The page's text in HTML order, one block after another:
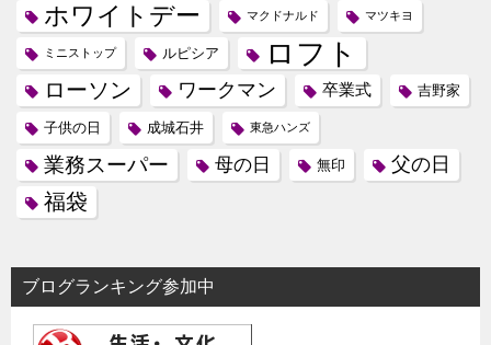
ホワイトデー マクドナルド マツキヨ
ミニストップ ルピシア ロフト
ローソン ワークマン 卒業式 吉野家
子供の日 成城石井 東急ハンズ
業務スーパー 母の日 無印 父の日
福袋
ブログランキング参加中